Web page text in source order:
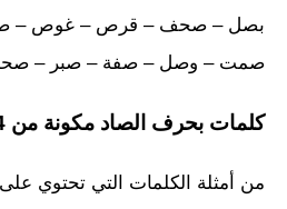
بصل – صحف – قرص – غوص –
صمت – وصل – صفة – صبر –
كلمات بحرف الصاد مكونة من 4 حروف:
من أمثلة الكلمات التي تحتوي